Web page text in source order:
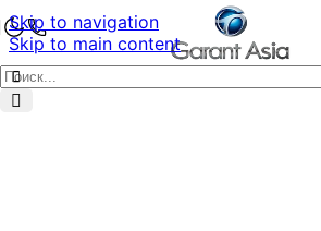
Skip to navigation
Skip to main content